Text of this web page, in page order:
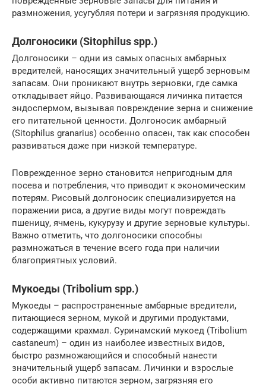
размножения, усугубляя потери и загрязняя продукцию.
Долгоносики (Sitophilus spp.)
Долгоносики – одни из самых опасных амбарных
вредителей, наносящих значительный ущерб зерновым
запасам. Они проникают внутрь зерновки, где самка
откладывает яйцо. Развивающаяся личинка питается
эндоспермом, вызывая повреждение зерна и снижение
его питательной ценности. Долгоносик амбарный
(Sitophilus granarius) особенно опасен, так как способен
развиваться даже при низкой температуре.
Поврежденное зерно становится непригодным для
посева и потребления, что приводит к экономическим
потерям. Рисовый долгоносик специализируется на
поражении риса, а другие виды могут повреждать
пшеницу, ячмень, кукурузу и другие зерновые культуры.
Важно отметить, что долгоносики способны
размножаться в течение всего года при наличии
благоприятных условий.
Мукоеды (Tribolium spp.)
Мукоеды – распространенные амбарные вредители,
питающиеся зерном, мукой и другими продуктами,
содержащими крахмал. Суринамский мукоед (Tribolium
castaneum) – один из наиболее известных видов,
быстро размножающийся и способный нанести
значительный ущерб запасам. Личинки и взрослые
особи активно питаются зерном, загрязняя его